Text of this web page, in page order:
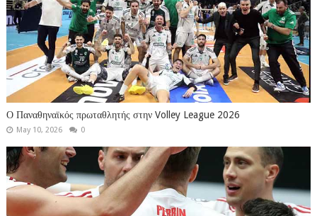
Ο Παναθηναϊκός πρωταθλητής στην Volley League 2026
May 10, 2026 0